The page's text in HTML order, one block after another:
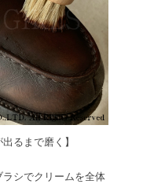
るまで磨く】
シでクリームを全体